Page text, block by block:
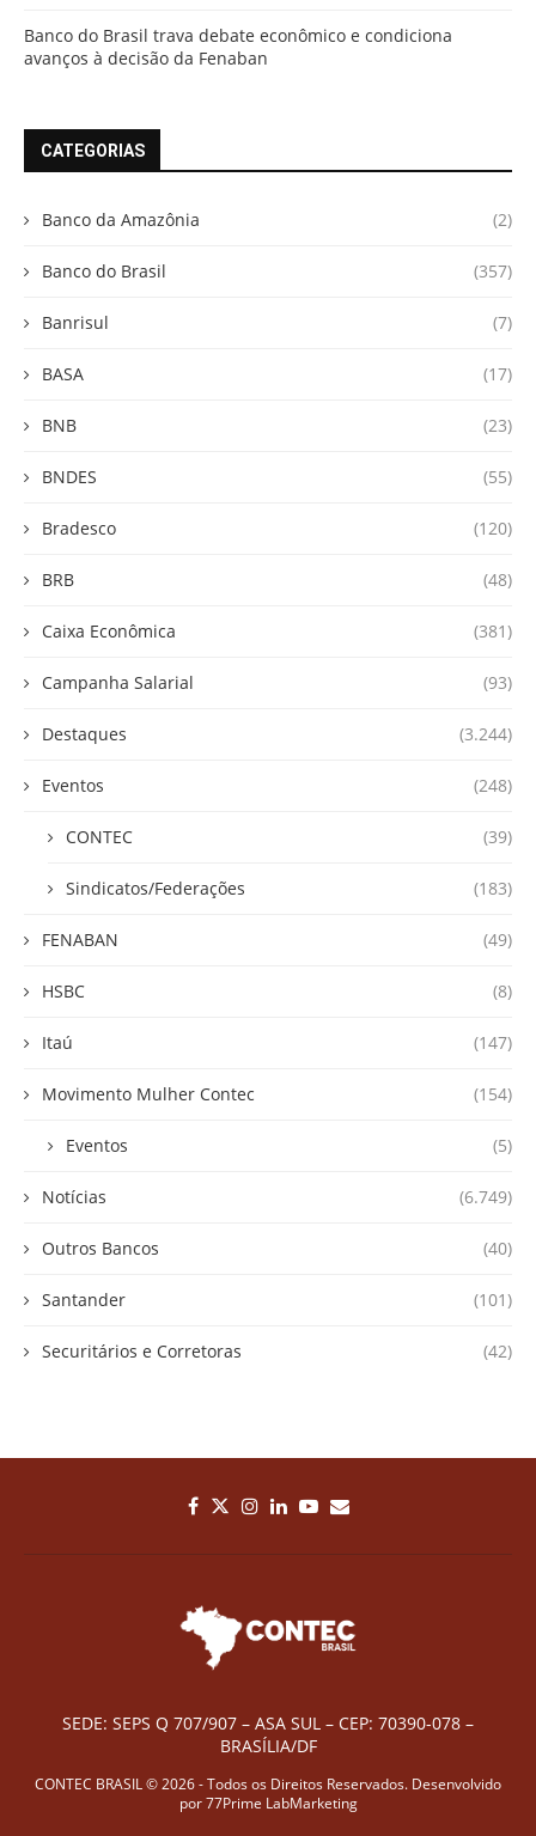
Banco do Brasil trava debate econômico e condiciona
avanços à decisão da Fenaban
CATEGORIAS
Banco da Amazônia (2)
Banco do Brasil (357)
Banrisul (7)
BASA (17)
BNB (23)
BNDES (55)
Bradesco (120)
BRB (48)
Caixa Econômica (381)
Campanha Salarial (93)
Destaques (3.244)
Eventos (248)
CONTEC (39)
Sindicatos/Federações (183)
FENABAN (49)
HSBC (8)
Itaú (147)
Movimento Mulher Contec (154)
Eventos (5)
Notícias (6.749)
Outros Bancos (40)
Santander (101)
Securitários e Corretoras (42)
SEDE: SEPS Q 707/907 – ASA SUL – CEP: 70390-078 –
BRASÍLIA/DF
CONTEC BRASIL © 2026 - Todos os Direitos Reservados. Desenvolvido
por77Prime LabMarketing